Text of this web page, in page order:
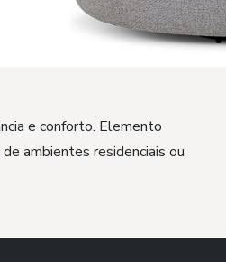
e conforto. Elemento
ambientes residenciais ou